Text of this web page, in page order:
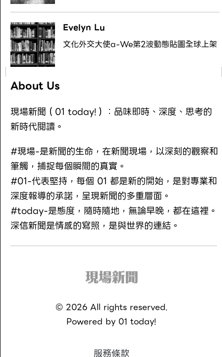
Evelyn Lu
文化外交大使a-We第2波動態貼圖全球上架
About Us
現場新聞（01 today!）：品味即時、深度、思考的
新時代閱讀。
#現場-是新聞的生命，在新聞現場，以深刻的觀察和
筆觸，捕捉每個瞬間的真實。
#01-代表堅持，每個 01 都是新的開始，是對專業和
深度報導的承諾，呈現新聞的多重層面。
#today-是態度，隨時隨地，無論早晚，都在這裡。
深信新聞是情感的寫照，是與世界的連結。
© 2026All rights reserved.
Powered by 01 today!
服務條款